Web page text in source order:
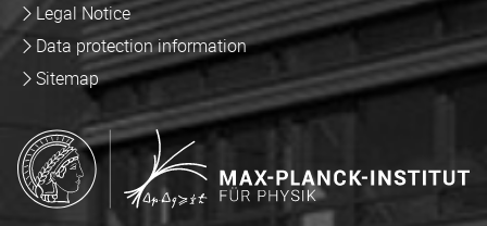
Legal Notice
Data protection information
Sitemap